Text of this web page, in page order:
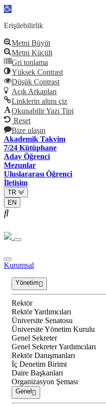
Open
Erişilebilirlik
Metni Büyüt
Metni Küçült
Gri tonlama
Yüksek Contrast
Düşük Contrast
Açık Arkaplan
Linklerin altını çiz
Okunabilir Yazı Tipi
Reset
Bize ulaşın
Akademik Takvim
7/24 Kütüphane
Aday Öğrenci
Mezunlar
Uluslararası Öğrenci
İletişim
TR
EN
Kurumsal
Yönetim
Rektör
Rektör Yardımcıları
Üniversite Senatosu
Üniversite Yönetim Kurulu
Genel Sekreter
Genel Sekreter Yardımcıları
Rektör Danışmanları
İç Denetim Birimi
Daire Başkanları
Organizasyon Şeması
Genel